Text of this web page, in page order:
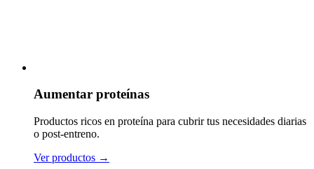
Aumentar proteínas
Productos ricos en proteína para cubrir tus necesidades diarias
o post-entreno.
Ver productos →